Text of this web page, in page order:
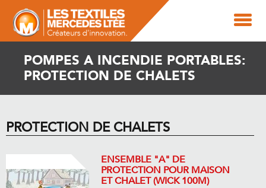
POMPES A INCENDIE PORTABLES:
PROTECTION DE CHALETS
PROTECTION DE CHALETS
ENSEMBLE "A" DE
PROTECTION POUR MAISON
ET CHALET (WICK 100M)